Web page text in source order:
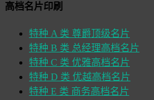
高档名片印刷
特种 A 类 尊爵顶级名片
特种 B 类 总经理高档名片
特种 C 类 优雅高档名片
特种 D 类 优越高档名片
特种 E 类 商务高档名片